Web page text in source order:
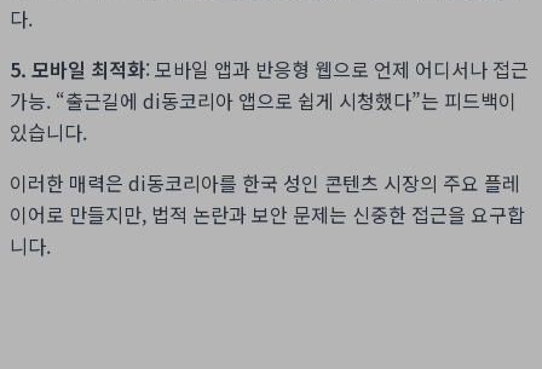
다.
5. 모바일 최적화: 모바일 앱과 반응형 웹으로 언제 어디서나 접근
가능. “출근길에 di동코리아 앱으로 쉽게 시청했다”는 피드백이
있습니다.
이러한 매력은 di동코리아를 한국 성인 콘텐츠 시장의 주요 플레
이어로 만들지만, 법적 논란과 보안 문제는 신중한 접근을 요구합
니다.